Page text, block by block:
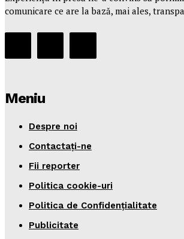
comunicare ce are la bază, mai ales,
Meniu
Despre noi
Contactați-ne
Fii reporter
Politica cookie-uri
Politica de Confidențialitate
Publicitate